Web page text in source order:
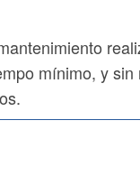
mínimo, y